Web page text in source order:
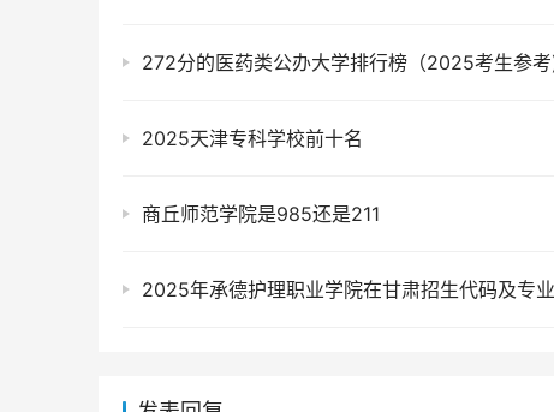
272分的医药类公办大学排行榜（2025考生参考
2025天津专科学校前十名
商丘师范学院是985还是211
2025年承德护理职业学院在甘肃招生代码及专